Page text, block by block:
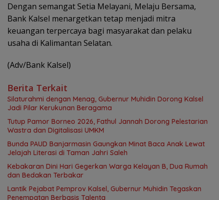
Dengan semangat Setia Melayani, Melaju Bersama,
Bank Kalsel menargetkan tetap menjadi mitra
keuangan terpercaya bagi masyarakat dan pelaku
usaha di Kalimantan Selatan.
(Adv/Bank Kalsel)
Berita Terkait
Silaturahmi dengan Menag, Gubernur Muhidin Dorong Kalsel
Jadi Pilar Kerukunan Beragama
Tutup Pamor Borneo 2026, Fathul Jannah Dorong Pelestarian
Wastra dan Digitalisasi UMKM
Bunda PAUD Banjarmasin Gaungkan Minat Baca Anak Lewat
Jelajah Literasi di Taman Jahri Saleh
Kebakaran Dini Hari Gegerkan Warga Kelayan B, Dua Rumah
dan Bedakan Terbakar
Lantik Pejabat Pemprov Kalsel, Gubernur Muhidin Tegaskan
Penempatan Berbasis Talenta